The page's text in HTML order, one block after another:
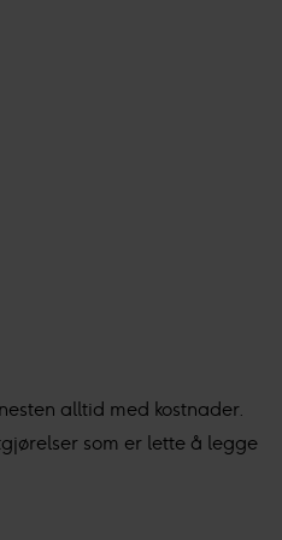
alltid med kostnader.
som er lette å legge